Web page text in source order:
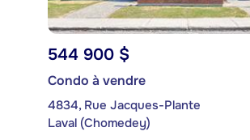
544 900 $
Condo à vendre
4834, Rue Jacques-Plante
Laval (Chomedey)